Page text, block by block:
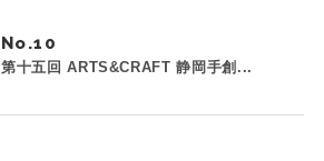
No.
第十五回 ARTS&CRAFT 静岡手創...